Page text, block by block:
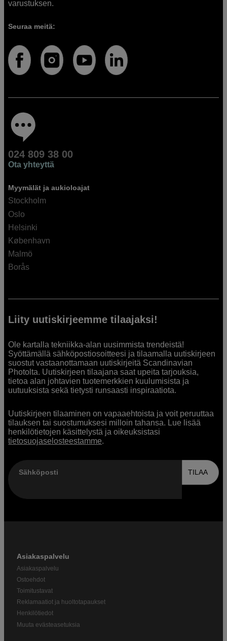
varustuksen.
Seuraa meitä:
024 809 38 00
Ota yhteyttä
Myymälät ja aukioloajat
Stockholm
Oslo
Helsinki
København
Malmö
Borås
Liity uutiskirjeemme tilaajaksi!
Ole kartalla tekniikka-alan uusimmista trendeistä!
Syöttämällä sähköpostiosoitteesi ja tilaamalla uutiskirjeen
suostut vastaanottamaan uutiskirjeitä Scandinavian
Photolta. Uutiskirjeen tilaajana saat upeita tarjouksia,
tietoa alan johtavien tuotemerkkien kuulumisista ja
uutuuksista sekä tietysti runsaasti inspiraatiota.
Uutiskirjeen tilaaminen on vapaaehtoista ja voit peruuttaa
tilauksen tai suostumuksesi milloin tahansa. Lue lisää
henkilötietojen käsittelystä ja oikeuksistasi
tietosuojaselosteestamme.
Sähköposti TILAA
Asiakaspalvelu
Asiakaspalvelu
Ostoehdot
Toimitustavat
Reklamaatiot ja huoltotapaukset
Henkilötiedot
Muuta evästeasetuksia